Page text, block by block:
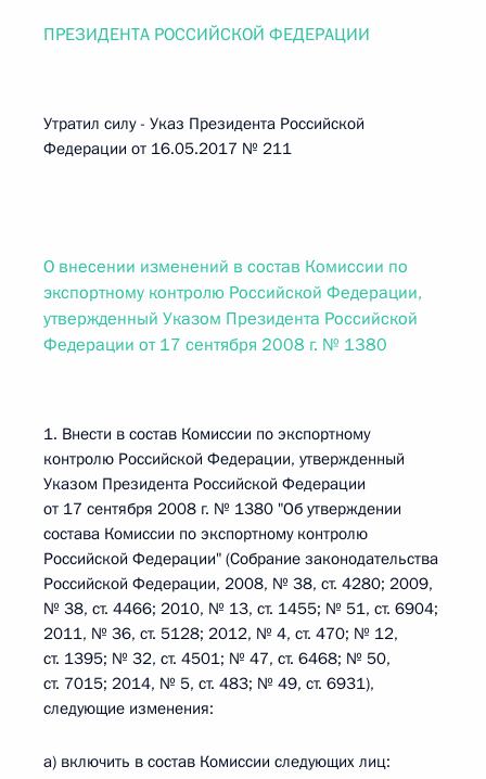
ПРЕЗИДЕНТА РОССИЙСКОЙ ФЕДЕРАЦИИ
Утратил силу - Указ Президента Российской
Федерации от 16.05.2017 № 211
О внесении изменений в состав Комиссии по
экспортному контролю Российской Федерации,
утвержденный Указом Президента Российской
Федерации от 17 сентября 2008 г. № 1380
1. Внести в состав Комиссии по экспортному
контролю Российской Федерации, утвержденный
Указом Президента Российской Федерации
от 17 сентября 2008 г. № 1380 "Об утверждении
состава Комиссии по экспортному контролю
Российской Федерации" (Собрание законодательства
Российской Федерации, 2008, № 38, ст. 4280; 2009,
№ 38, ст. 4466; 2010, № 13, ст. 1455; № 51, ст. 6904;
2011, № 36, ст. 5128; 2012, № 4, ст. 470; № 12,
ст. 1395; № 32, ст. 4501; № 47, ст. 6468; № 50,
ст. 7015; 2014, № 5, ст. 483; № 49, ст. 6931),
следующие изменения:
а) включить в состав Комиссии следующих лиц: